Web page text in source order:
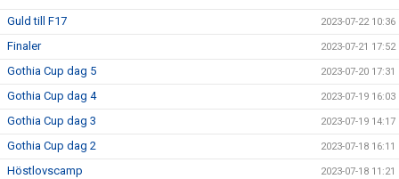
Guld till F17 2023-07-22 10:36
Finaler 2023-07-21 17:52
Gothia Cup dag 5 2023-07-20 17:31
Gothia Cup dag 4 2023-07-19 16:03
Gothia Cup dag 3 2023-07-19 14:17
Gothia Cup dag 2 2023-07-18 16:11
Höstlovscamp 2023-07-18 11:21